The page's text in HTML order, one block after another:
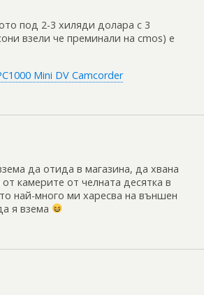
под 2-3 хиляди долара с 3
взели че преминали на cmos) е
Mini DV Camcorder
да отида в магазина, да хвана
от камерите от челната десятка в
най-много ми харесва на външен
я взема